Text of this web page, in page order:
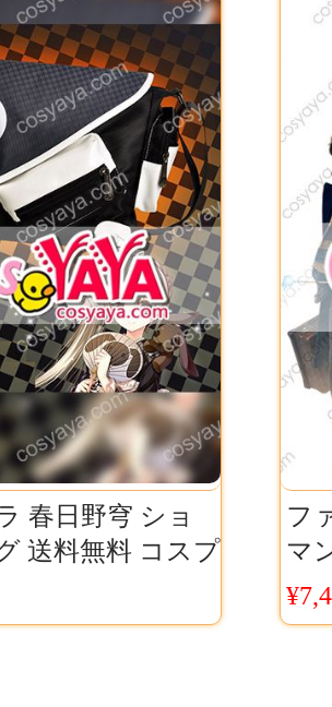
春日野穹 ショ
送料無料 コスプ
バッグ
フ
マ
タ
物